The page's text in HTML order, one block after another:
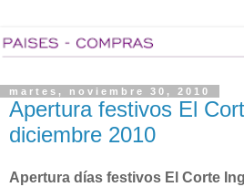
martes, noviembre 30, 2010
Apertura festivos El
diciembre 2010
Apertura días festivos El Corte